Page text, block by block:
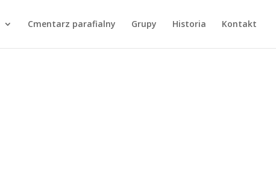
Cmentarz parafialny Grupy Historia Kontakt